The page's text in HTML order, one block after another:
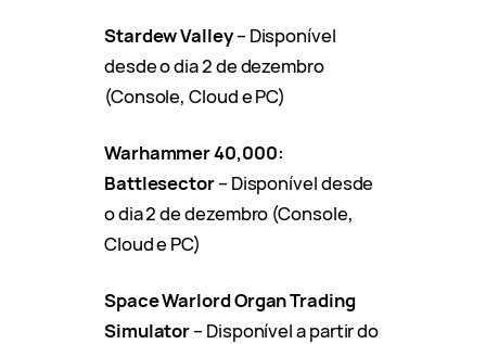
Stardew Valley– Disponível
desde o dia 2 de dezembro
(Console, Cloud e PC)
Warhammer 40,000:
Battlesector– Disponível desde
o dia 2 de dezembro (Console,
Cloud e PC)
Space Warlord Organ Trading
Simulator– Disponível a partir do